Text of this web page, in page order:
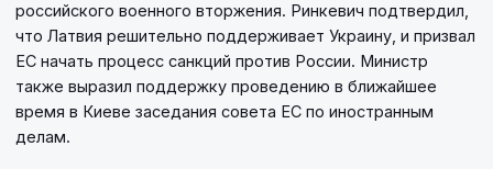
российского военного вторжения. Ринкевич подтвердил,
что Латвия решительно поддерживает Украину, и призвал
ЕС начать процесс санкций против России. Министр
также выразил поддержку проведению в ближайшее
время в Киеве заседания совета ЕС по иностранным
делам.